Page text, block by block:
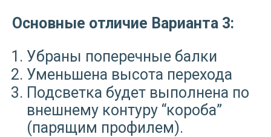
Основные отличие Варианта 3:
Убраны поперечные балки
Уменьшена высота перехода
Подсветка будет выполнена по
внешнему контуру “короба”
(парящим профилем).